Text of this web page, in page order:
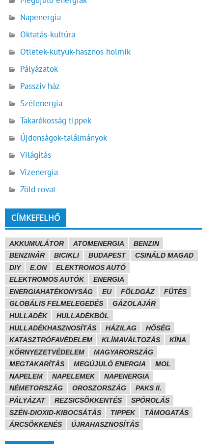
Napenergia
Oktatás-kultúra
Ötletek-kütyük-hasznos holmik
Pályázatok
Passzív ház
Szélenergia
Takarékosság tippek
Újdonságok-találmányok
Világítás
Vízenergia
Zöld rovat
CÍMKEFELHŐ
AKKUMULÁTOR ATOMENERGIA
BENZIN
BENZINÁR
BICIKLI BUDAPEST
CSINÁLD MAGAD
DIY
E.ON
ELEKTROMOS AUTÓ
ELEKTROMOS AUTÓK
ENERGIA
ENERGIAHATÉKONYSÁG
EU FÖLDGÁZ
FŰTÉS
GLOBÁLIS FELMELEGEDÉS
GÁZOLAJÁR
HULLADÉK
HULLADÉKBÓL
HULLADÉKHASZNOSÍTÁS
HÁZILAG
HŐSÉG
KATASZTRÓFAVÉDELEM
KLÍMAVÁLTOZÁS
KÍNA
KÖRNYEZETVÉDELEM
MAGYARORSZÁG
MEGTAKARÍTÁS
MEGÚJULÓ ENERGIA
MOL
NAPELEM
NAPELEMEK
NAPENERGIA
NÉMETORSZÁG
OROSZORSZÁG
PAKS II.
PÁLYÁZAT
REZSICSÖKKENTÉS
SPÓROLÁS
SZÉN-DIOXID-KIBOCSÁTÁS
TIPPEK
TÁMOGATÁS
ÁRCSÖKKENÉS
ÚJRAHASZNOSÍTÁS